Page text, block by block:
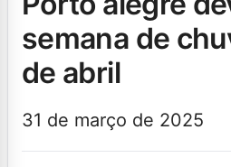
semana de
de abril
31 de março de 2025